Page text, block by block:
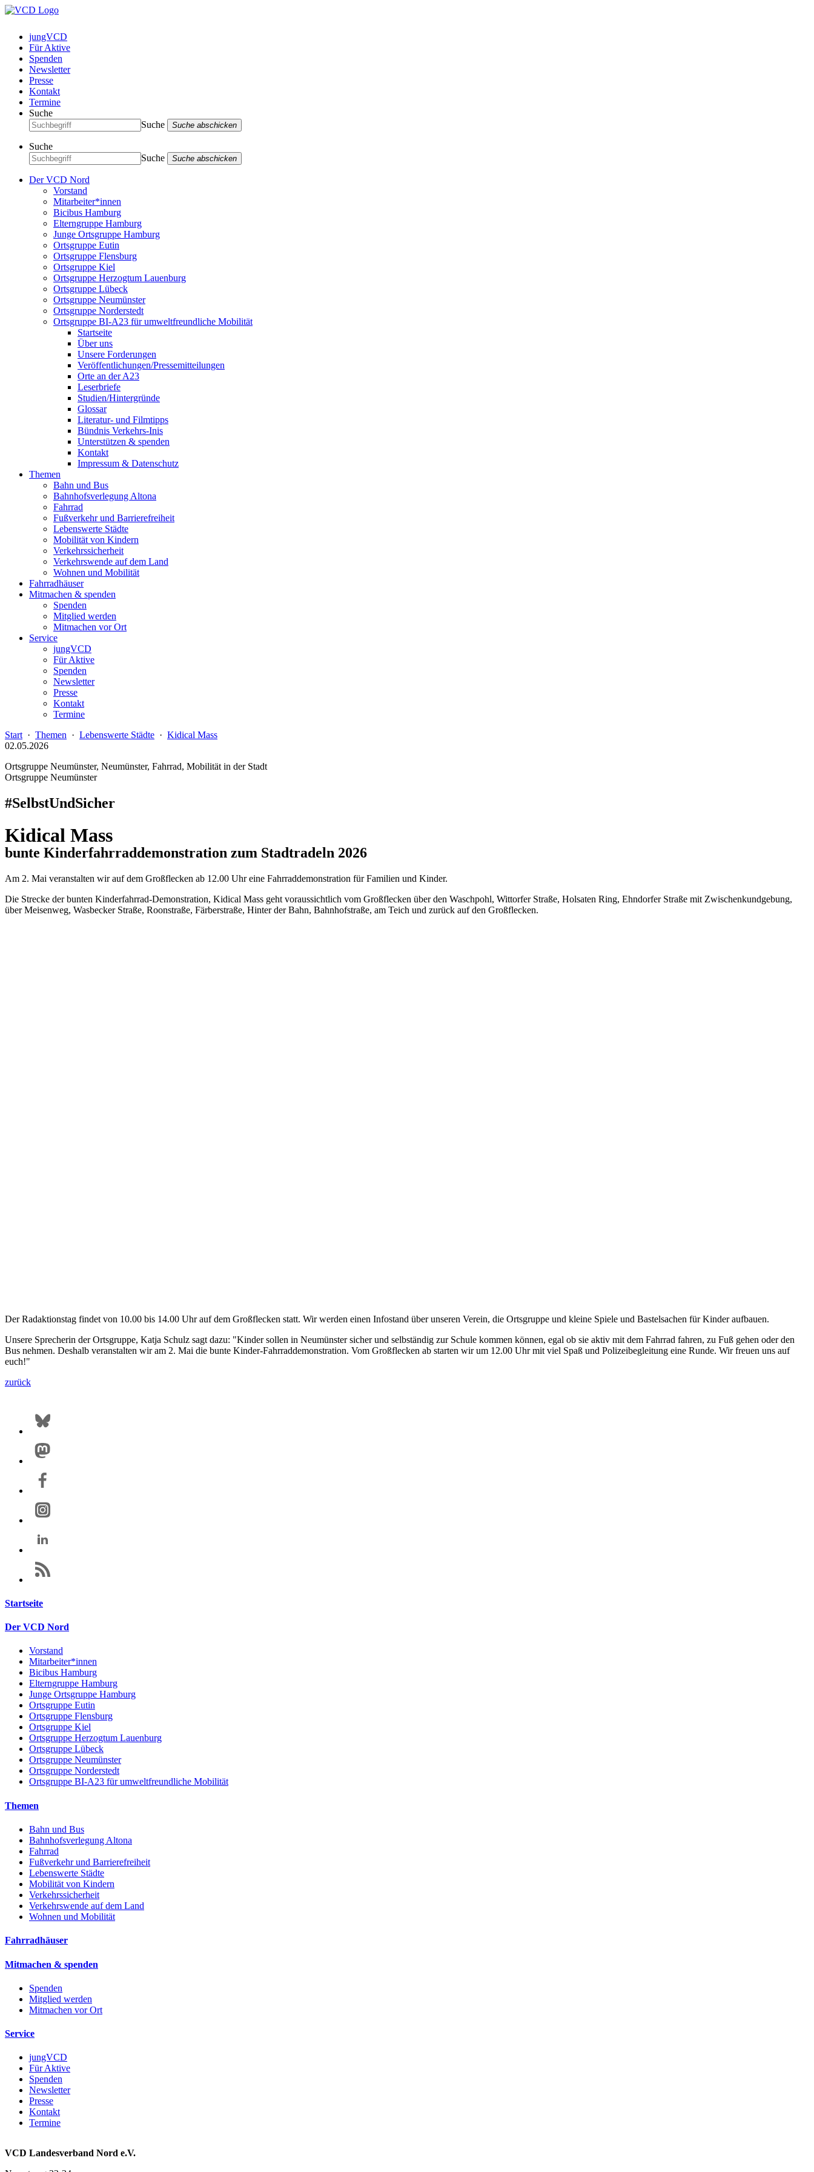
jungVCD
Für Aktive
Spenden
Newsletter
Presse
Kontakt
Termine
Suche
Suche
Suche abschicken
Suche
Suche
Suche abschicken
Der VCD Nord
Vorstand
Mitarbeiter*innen
Bicibus Hamburg
Elterngruppe Hamburg
Junge Ortsgruppe Hamburg
Ortsgruppe Eutin
Ortsgruppe Flensburg
Ortsgruppe Kiel
Ortsgruppe Herzogtum Lauenburg
Ortsgruppe Lübeck
Ortsgruppe Neumünster
Ortsgruppe Norderstedt
Ortsgruppe BI-A23 für umweltfreundliche Mobilität
Startseite
Über uns
Unsere Forderungen
Veröffentlichungen/Pressemitteilungen
Orte an der A23
Leserbriefe
Studien/Hintergründe
Glossar
Literatur- und Filmtipps
Bündnis Verkehrs-Inis
Unterstützen & spenden
Kontakt
Impressum & Datenschutz
Themen
Bahn und Bus
Bahnhofsverlegung Altona
Fahrrad
Fußverkehr und Barrierefreiheit
Lebenswerte Städte
Mobilität von Kindern
Verkehrssicherheit
Verkehrswende auf dem Land
Wohnen und Mobilität
Fahrradhäuser
Mitmachen & spenden
Spenden
Mitglied werden
Mitmachen vor Ort
Service
jungVCD
Für Aktive
Spenden
Newsletter
Presse
Kontakt
Termine
Start · Themen · Lebenswerte Städte · Kidical Mass
02.05.2026
Ortsgruppe Neumünster, Neumünster, Fahrrad, Mobilität in der Stadt
Ortsgruppe Neumünster
#SelbstUndSicher
Kidical Mass
bunte Kinderfahrraddemonstration zum Stadtradeln 2026
Am 2. Mai veranstalten wir auf dem Großflecken ab 12.00 Uhr eine Fahrraddemonstration für Familien und Kinder.
Die Strecke der bunten Kinderfahrrad-Demonstration, Kidical Mass geht voraussichtlich vom Großflecken über den Waschpohl, Wittorfer Straße, Holsaten Ring, Ehndorfer Straße mit Zwischenkundgebung,
über Meisenweg, Wasbecker Straße, Roonstraße, Färberstraße, Hinter der Bahn, Bahnhofstraße, am Teich und zurück auf den Großflecken.
Der Radaktionstag findet von 10.00 bis 14.00 Uhr auf dem Großflecken statt. Wir werden einen Infostand über unseren Verein, die Ortsgruppe und kleine Spiele und Bastelsachen für Kinder aufbauen.
Unsere Sprecherin der Ortsgruppe, Katja Schulz sagt dazu: "Kinder sollen in Neumünster sicher und selbständig zur Schule kommen können, egal ob sie aktiv mit dem Fahrrad fahren, zu Fuß gehen oder den
Bus nehmen. Deshalb veranstalten wir am 2. Mai die bunte Kinder-Fahrraddemonstration. Vom Großflecken ab starten wir um 12.00 Uhr mit viel Spaß und Polizeibegleitung eine Runde. Wir freuen uns auf
euch!"
zurück
Startseite
Der VCD Nord
Vorstand
Mitarbeiter*innen
Bicibus Hamburg
Elterngruppe Hamburg
Junge Ortsgruppe Hamburg
Ortsgruppe Eutin
Ortsgruppe Flensburg
Ortsgruppe Kiel
Ortsgruppe Herzogtum Lauenburg
Ortsgruppe Lübeck
Ortsgruppe Neumünster
Ortsgruppe Norderstedt
Ortsgruppe BI-A23 für umweltfreundliche Mobilität
Themen
Bahn und Bus
Bahnhofsverlegung Altona
Fahrrad
Fußverkehr und Barrierefreiheit
Lebenswerte Städte
Mobilität von Kindern
Verkehrssicherheit
Verkehrswende auf dem Land
Wohnen und Mobilität
Fahrradhäuser
Mitmachen & spenden
Spenden
Mitglied werden
Mitmachen vor Ort
Service
jungVCD
Für Aktive
Spenden
Newsletter
Presse
Kontakt
Termine
VCD Landesverband Nord e.V.